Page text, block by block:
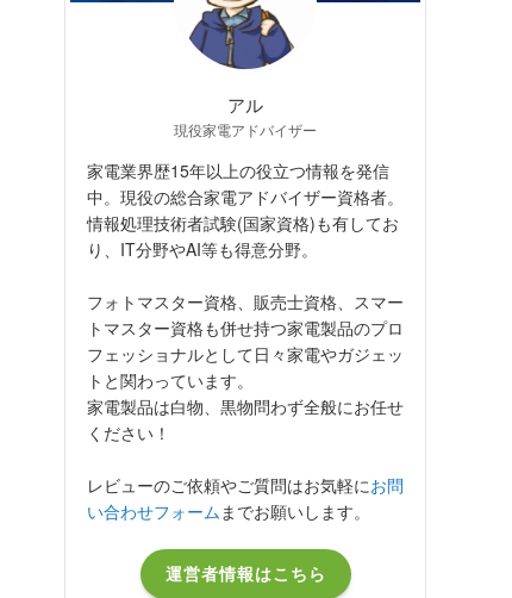
アル
現役家電アドバイザー
家電業界歴15年以上の役立つ情報を発信
中。現役の総合家電アドバイザー資格者。
情報処理技術者試験(国家資格)も有してお
り、IT分野やAI等も得意分野。
フォトマスター資格、販売士資格、スマー
トマスター資格も併せ持つ家電製品のプロ
フェッショナルとして日々家電やガジェッ
トと関わっています。
家電製品は白物、黒物問わず全般にお任せ
ください！
レビューのご依頼やご質問はお気軽にお問
い合わせフォーム までお願いします。
運営者情報はこちら